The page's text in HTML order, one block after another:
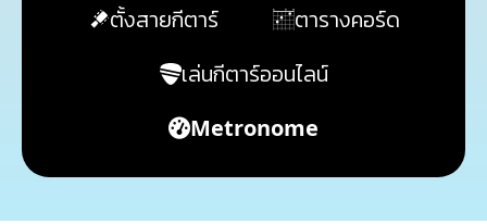
ตั้งสายกีตาร์
ตารางคอร์ด
เล่นกีตาร์ออนไลน์
Metronome